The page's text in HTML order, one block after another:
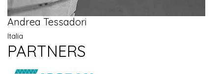
Andrea Tessadori
Italia
PARTNERS